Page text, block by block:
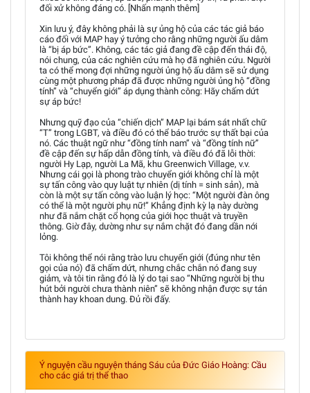
đối xử không đáng có. [Nhấn mạnh thêm]
Xin lưu ý, đây không phải là sự ủng hộ của các tác giả báo
cáo đối với MAP hay ý tưởng cho rằng những người ấu dâm
là “bị áp bức”. Không, các tác giả đang đề cập đến thái độ,
nói chung, của các nghiên cứu mà họ đã nghiên cứu. Người
ta có thể mong đợi những người ủng hộ ấu dâm sẽ sử dụng
cùng một phương pháp đã được những người ủng hộ “đồng
tính” và “chuyển giới” áp dụng thành công: Hãy chấm dứt
sự áp bức!
Nhưng quỹ đạo của “chiến dịch” MAP lại bám sát nhất chữ
“T” trong LGBT, và điều đó có thể báo trước sự thất bại của
nó. Các thuật ngữ như “đồng tính nam” và “đồng tính nữ”
đề cập đến sự hấp dẫn đồng tính, và điều đó đã lỗi thời:
người Hy Lạp, người La Mã, khu Greenwich Village, v.v.
Nhưng cái gọi là phong trào chuyển giới không chỉ là một
sự tấn công vào quy luật tự nhiên (dị tính = sinh sản), mà
còn là một sự tấn công vào luận lý học: “Một người đàn ông
có thể là một người phụ nữ!” Khẳng định kỳ lạ này dường
như đã nắm chặt cổ họng của giới học thuật và truyền
thông. Giờ đây, dường như sự nắm chặt đó đang dần nới
lỏng.
Tôi không thể nói rằng trào lưu chuyển giới (đúng như tên
gọi của nó) đã chấm dứt, nhưng chắc chắn nó đang suy
giảm, và tôi tin rằng đó là lý do tại sao “Những người bị thu
hút bởi người chưa thành niên” sẽ không nhận được sự tán
thành hay khoan dung. Đủ rồi đấy.
Ý nguyện cầu nguyện tháng Sáu của Đức Giáo Hoàng: Cầu
cho các giá trị thể thao